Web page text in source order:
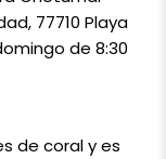
77710 Playa
de 8:30
de coral y es